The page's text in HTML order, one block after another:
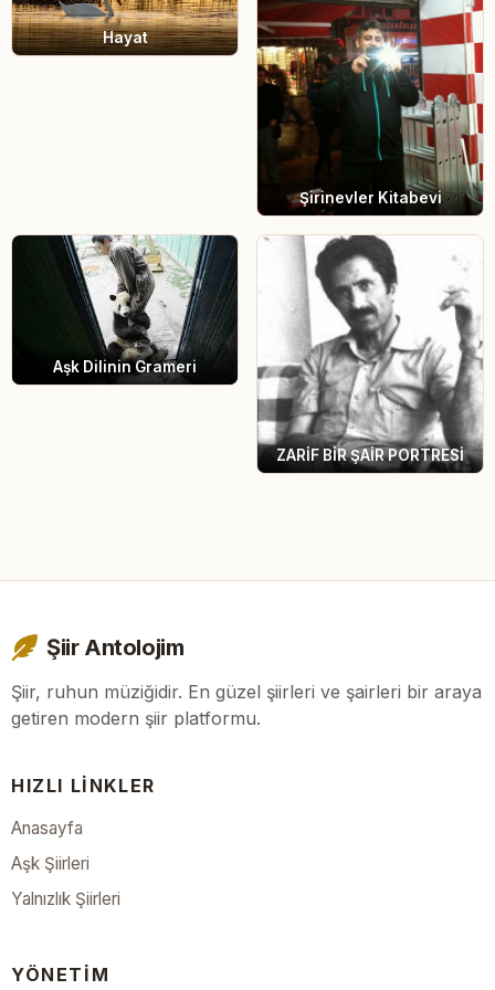
Hayat
Şirinevler Kitabevi
Aşk Dilinin Grameri
ZARİF BİR ŞAİR PORTRESİ
Şiir Antolojim
Şiir, ruhun müziğidir. En güzel şiirleri ve şairleri bir araya
getiren modern şiir platformu.
HIZLI LINKLER
Anasayfa
Aşk Şiirleri
Yalnızlık Şiirleri
YÖNETIM